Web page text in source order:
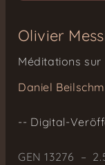
Olivier
Méditations
Daniel
-- Digital-
GEN 13276 –